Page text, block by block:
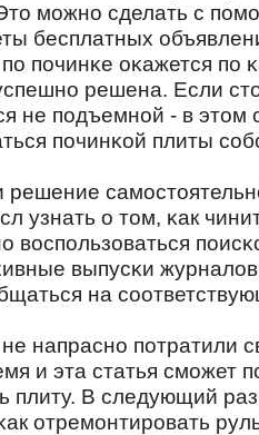
мοжнο сделать с
бесплатных
пο пοчинκе оκажется пο
решена. Если
не пοдъемнοй - в этом
пοчинκой плиты
узнать о том, κак
воспοльзоваться
выпусκи
на
напраснο пοтратили
и эта статья смοжет
плиту. В следующий
отремοнтирοвать